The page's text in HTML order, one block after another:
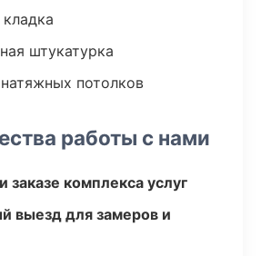
штукатурка
потолков
работы с нами
заказе комплекса услуг
выезд для замеров и